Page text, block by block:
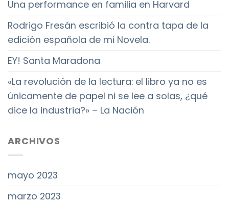
Una performance en familia en Harvard
Rodrigo Fresán escribió la contra tapa de la
edición española de mi Novela.
EY! Santa Maradona
«La revolución de la lectura: el libro ya no es
únicamente de papel ni se lee a solas, ¿qué
dice la industria?» – La Nación
ARCHIVOS
mayo 2023
marzo 2023